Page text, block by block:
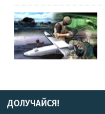
ДОЛУЧАЙСЯ!